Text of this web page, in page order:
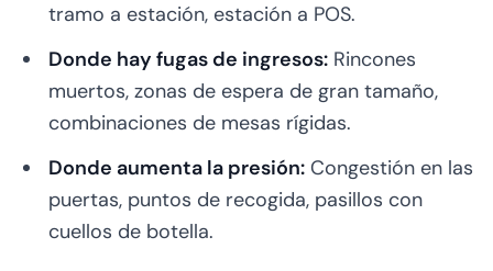
tramo a estación, estación a POS.
Donde hay fugas de ingresos: Rincones
muertos, zonas de espera de gran tamaño,
combinaciones de mesas rígidas.
Donde aumenta la presión: Congestión en las
puertas, puntos de recogida, pasillos con
cuellos de botella.